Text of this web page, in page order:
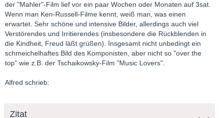
der "Mahler"-Film lief vor ein paar Wochen oder Monaten auf 3sat.
Wenn man Ken-Russell-Filme kennt, weiß man, was einen
erwartet. Sehr schöne und intensive Bilder, allerdings auch viel
Verstörendes und Irritierendes (insbesondere die Rückblenden in
die Kindheit, Freud läßt grüßen). Insgesamt nicht unbedingt ein
schmeichelhaftes Bild des Komponisten, aber nicht so "over the
top" wie z.B. der Tschaikowsky-Film "Music Lovers".
Alfred schrieb:
Zitat